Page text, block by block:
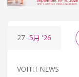
27 5月 '26
VOITH NEWS